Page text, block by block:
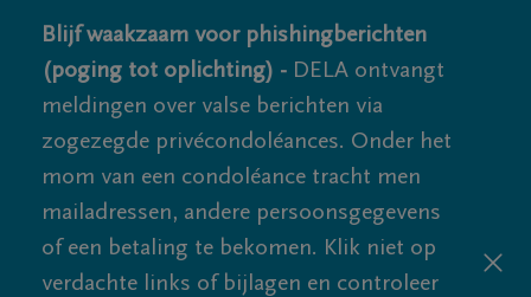
Blijf waakzaam voor phishingberichten
(poging tot oplichting) - DELA ontvangt
meldingen over valse berichten via
zogezegde privécondoléances. Onder het
mom van een condoléance tracht men
mailadressen, andere persoonsgegevens
of een betaling te bekomen. Klik niet op
verdachte links of bijlagen en controleer